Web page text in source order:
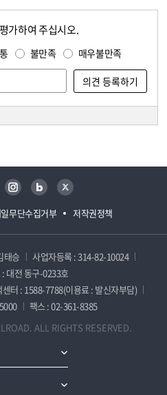
가하여 주십시오.
불만족 매우불만족
무단수집거부 저작권정책
인스타그램 블로그 트위터
태승
사업자등록 : 314-82-10024
대전 동구-0233호
센터 : 1588-7788(이용료 : 발신자부담)
팩스 : 02-361-8385
ALL RIGHTS RESERVED.